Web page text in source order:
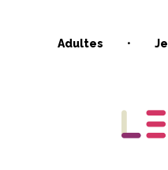
Adultes